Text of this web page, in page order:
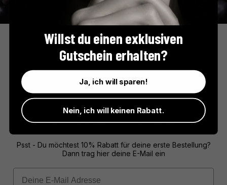
Seit 1936 spezialisiert sich Barnier Olives auf die Zubereitung und
Verpackung von marinierten Oliven und verwandten Produkten.
und bewahrt den einzigartigen Geschmack der Oliven.
10% RABATT FÜR DICH!
Psst - Du möchtest 10% Rabatt für deine erste Bestellung?
Dann trag hier deine E-Mail ein
Email
Willst du einen exklusiven
Gutschein erhalten?
Ja, ich will sparen!
Nein, ich will keinen Rabatt.